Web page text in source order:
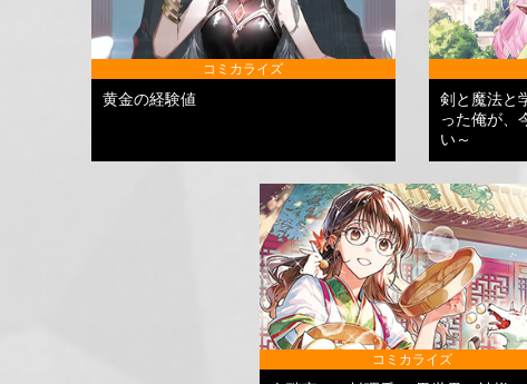
コミカライズ
黄金の経験値
剣と魔法と
った俺が、
い～
コミカライズ